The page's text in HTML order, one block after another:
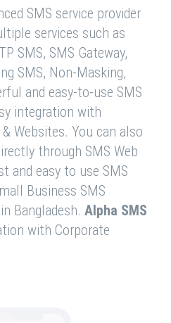
SMS service provider
services such as
SMS, SMS Gateway,
SMS, Non-Masking,
and easy-to-use SMS
integration with
Websites. You can also
through SMS Web
and easy to use SMS
Business SMS
Bangladesh. Alpha SMS
with Corporate